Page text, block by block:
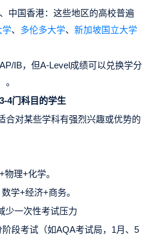
中国香港：这些地区的高校普遍
学、 多伦多大学、 新加坡国立大学
IB，但A-Level成绩可以兑换学分
。
4门科目的学生
合对某些学科有强烈兴趣或优势的
理+化学。
学+经济+商务。
少一次性考试压力
段考试（如AQA考试局，1月、5